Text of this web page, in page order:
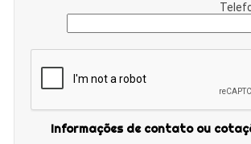
Informações de contato ou